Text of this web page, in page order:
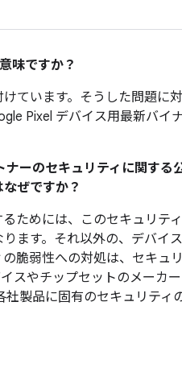
味ですか？
ています。そうした問題に
Pixel デバイス用最新バイ
ーのセキュリティに関する
ぜですか？
ためには、このセキュリテ
ます。それ以外の、デバイ
脆弱性への対処は、セキュ
スやチップセットのメーカ
社製品に固有のセキュリティ